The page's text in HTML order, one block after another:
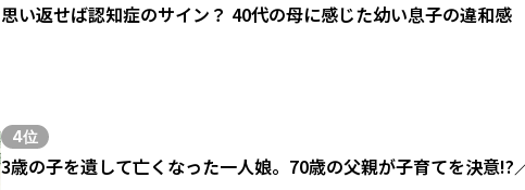
思い返せば認知症のサイン？ 40代の母に感じた幼い息子の違和感
4位
3歳の子を遺して亡くなった一人娘。70歳の父親が子育てを決意!?